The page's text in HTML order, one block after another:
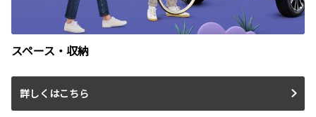
スペース・収納
詳しくはこちら